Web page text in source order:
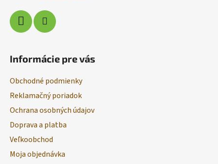
Informácie pre vás
Obchodné podmienky
Reklamačný poriadok
Ochrana osobných údajov
Doprava a platba
Veľkoobchod
Moja objednávka